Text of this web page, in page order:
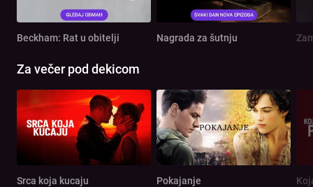
Beckham: Rat u obitelji Nagrada za šutnju
Za večer pod dekicom
Srca koja kucaju Pokajanje